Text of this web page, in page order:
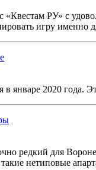
«Квестам РУ» с
игру именно
январе 2020 года.
редкий для
нетиповые